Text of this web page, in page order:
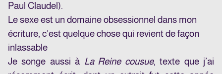
Paul Claudel).
Le sexe est un domaine obsessionnel dans mon
écriture, c’est quelque chose qui revient de façon
inlassable
Je songe aussi à La Reine cousue, texte que j’ai